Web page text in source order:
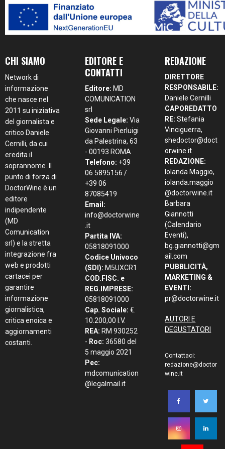
CHI SIAMO
Network di
informazione
che nasce nel
2011 su iniziativa
del giornalista e
critico Daniele
Cernilli, da cui
eredita il
soprannome. Il
punto di forza di
DoctorWine è un
editore
indipendente
(MD
Comunication
srl) e la stretta
integrazione fra
web e prodotti
cartacei per
garantire
informazione
giornalistica,
critica enoica e
aggiornamenti
costanti.
EDITORE E
CONTATTI
Editore: MD
COMUNICATION
srl
Sede Legale: Via
Giovanni Pierluigi
da Palestrina, 63
- 00193 ROMA
Telefono: +39
06 5895156 /
+39 06
87085419
Email:
info@doctorwine
.it
Partita IVA:
05818091000
Codice Univoco
(SDI): M5UXCR1
COD.FISC. e
REG.IMPRESE:
05818091000
Cap. Sociale: €.
10.200,00 I.V.
REA: RM 930252
- Roc: 36580 del
5 maggio 2021
Pec:
mdcomunication
@legalmail.it
REDAZIONE
DIRETTORE
RESPONSABILE:
Daniele Cernilli
CAPOREDATTO
RE: Stefania
Vinciguerra,
shedoctor@doct
orwine.it
REDAZIONE:
Iolanda Maggio,
iolanda.maggio
@doctorwine.it
Barbara
Giannotti
(Calendario
Eventi),
bg.giannotti@gm
ail.com
PUBBLICITÀ,
MARKETING &
EVENTI:
pr@doctorwine.it
AUTORI E
DEGUSTATORI
Contattaci:
redazione@doctor
wine.it